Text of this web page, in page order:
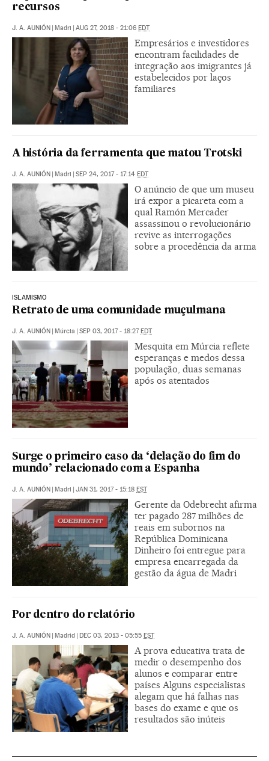
recursos
J. A. AUNIÓN | Madri | AUG 27, 2018 - 21:06 EDT
Empresários e investidores
encontram facilidades de
integração aos imigrantes já
estabelecidos por laços
familiares
A história da ferramenta que matou Trotski
J. A. AUNIÓN | Madri | SEP 24, 2017 - 17:14 EDT
O anúncio de que um museu
irá expor a picareta com a
qual Ramón Mercader
assassinou o revolucionário
revive as interrogações
sobre a procedência da arma
ISLAMISMO
Retrato de uma comunidade muçulmana
J. A. AUNIÓN | Múrcia | SEP 03, 2017 - 18:27EDT
Mesquita em Múrcia reflete
esperanças e medos dessa
população, duas semanas
após os atentados
Surge o primeiro caso da ‘delação do fim do
mundo’ relacionado com a Espanha
J. A. AUNIÓN | Madri | JAN 31, 2017 - 15:18 EST
Gerente da Odebrecht afirma
ter pagado 287 milhões de
reais em subornos na
República Dominicana
Dinheiro foi entregue para
empresa encarregada da
gestão da água de Madri
Por dentro do relatório
J. A. AUNIÓN | Madrid | DEC 03, 2013 - 05:55 EST
A prova educativa trata de
medir o desempenho dos
alunos e comparar entre
países Alguns especialistas
alegam que há falhas nas
bases do exame e que os
resultados são inúteis